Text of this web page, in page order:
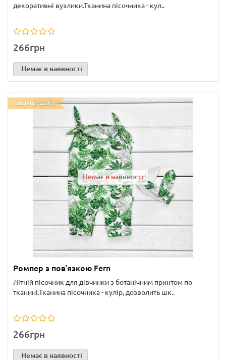
декоративні вузлики.Тканина пісочника - кул..
266грн
Немає в наявності
Лідер продажу!
Немає в наявності
Ромпер з пов'язкою Fern
Літній пісочник для дівчинки з ботанічним принтом по
тканині.Тканина пісочника - кулір, дозволить шк..
266грн
Немає в наявності